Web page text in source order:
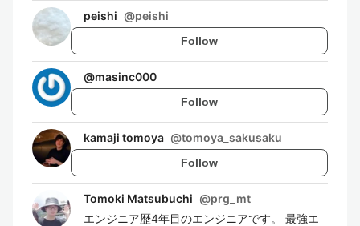
peishi @peishi
Follow
@masinc000
Follow
kamaji tomoya @tomoya_sakusaku
Follow
Tomoki Matsubuchi @prg_mt
エンジニア歴4年目のエンジニアです。 最強エ